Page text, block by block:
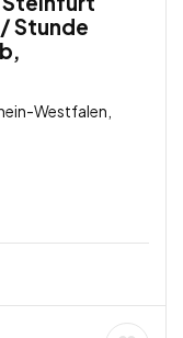
Stunde
Westfalen,